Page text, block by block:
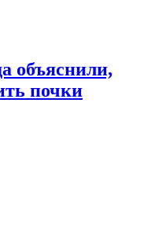
объяснили,
почки